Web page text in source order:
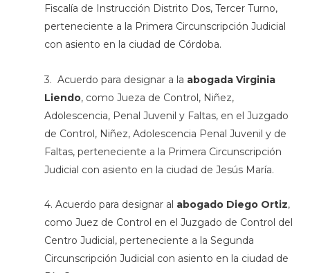
Fiscalía de Instrucción Distrito Dos, Tercer Turno,
perteneciente a la Primera Circunscripción Judicial
con asiento en la ciudad de Córdoba.
3. Acuerdo para designar a la abogada Virginia
Liendo, como Jueza de Control, Niñez,
Adolescencia, Penal Juvenil y Faltas, en el Juzgado
de Control, Niñez, Adolescencia Penal Juvenil y de
Faltas, perteneciente a la Primera Circunscripción
Judicial con asiento en la ciudad de Jesús María.
4. Acuerdo para designar al abogado Diego Ortiz,
como Juez de Control en el Juzgado de Control del
Centro Judicial, perteneciente a la Segunda
Circunscripción Judicial con asiento en la ciudad de